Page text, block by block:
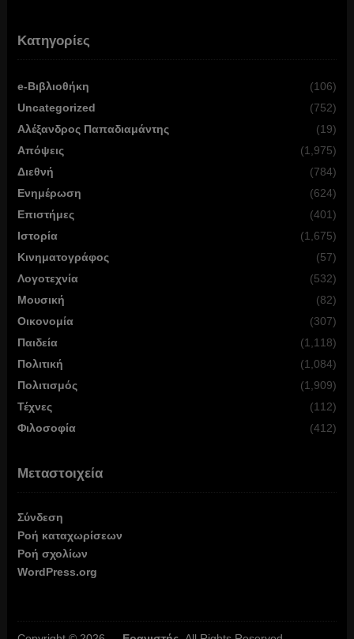
Κατηγορίες
e-Βιβλιοθήκη
(106)
Uncategorized
(752)
Αλέξανδρος Παπαδιαμάντης
(19)
Απόψεις
(1,975)
Διεθνή
(784)
Ενημέρωση
(624)
Επιστήμες
(401)
Ιστορία
(1,675)
Κινηματογράφος
(57)
Λογοτεχνία
(532)
Μουσική
(82)
Οικονομία
(307)
Παιδεία
(1,118)
Πολιτική
(1,084)
Πολιτισμός
(1,909)
Τέχνες
(112)
Φιλοσοφία
(412)
Μεταστοιχεία
Σύνδεση
Ροή καταχωρίσεων
Ροή σχολίων
WordPress.org